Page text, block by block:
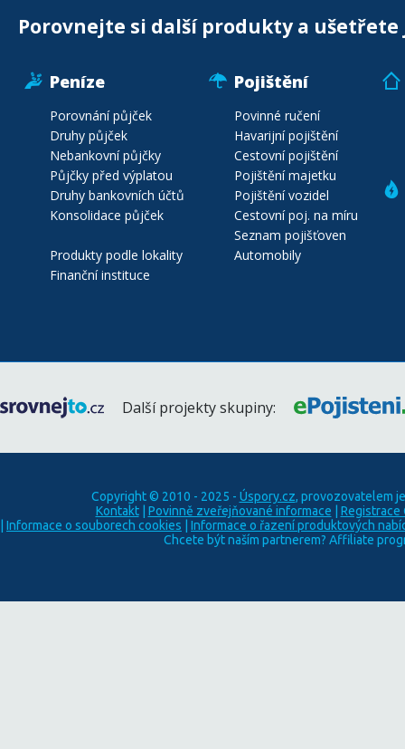
Porovnejte si další produkty a ušetřete
Peníze
Porovnání půjček
Druhy půjček
Nebankovní půjčky
Půjčky před výplatou
Druhy bankovních účtů
Konsolidace půjček
Produkty podle lokality
Finanční instituce
Pojištění
Povinné ručení
Havarijní pojištění
Cestovní pojištění
Pojištění majetku
Pojištění vozidel
Cestovní poj. na míru
Seznam pojišťoven
Automobily
Další projekty skupiny:
Copyright © 2010 - 2025 - Úspory.cz, provozovatelem
Kontakt| Povinně zveřejňované informace
Registrace
Informace o souborech cookies
Informace o řazení produktových
Chcete být naším partnerem? Affiliate